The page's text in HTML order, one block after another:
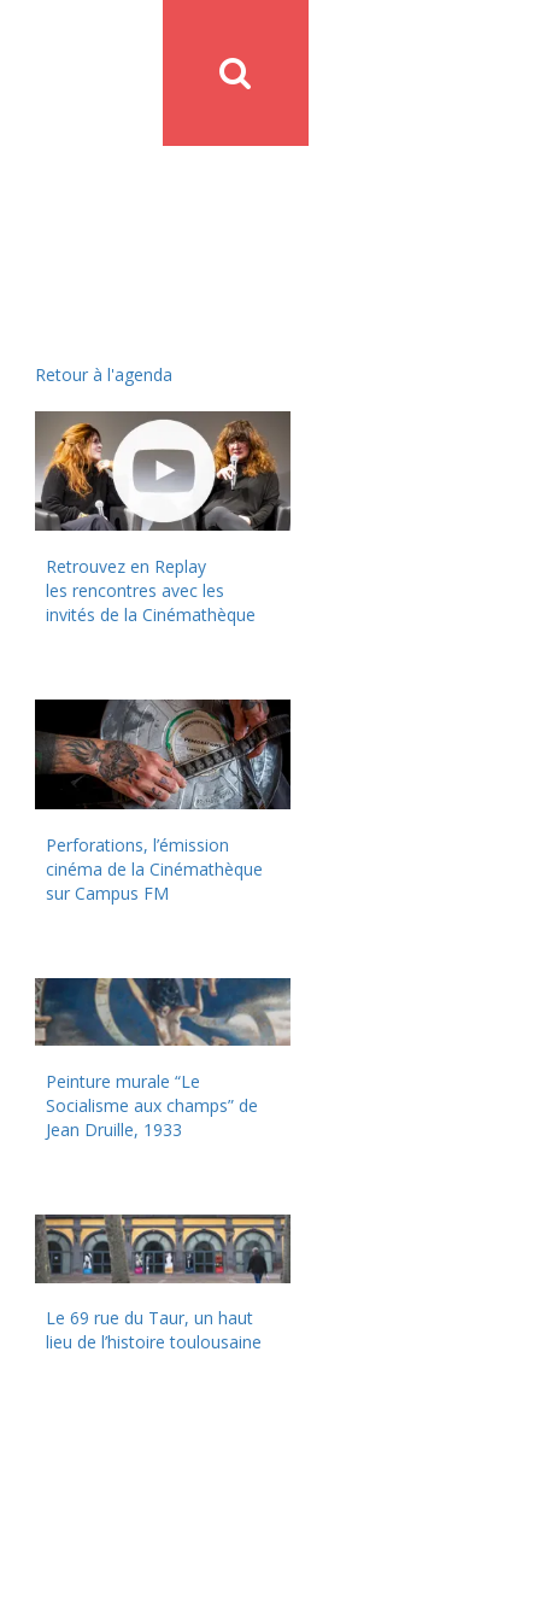
Retour à l'agenda
Retrouvez en Replay
les rencontres avec les
invités de la Cinémathèque
Perforations, l’émission
cinéma de la Cinémathèque
sur Campus FM
Peinture murale “Le
Socialisme aux champs” de
Jean Druille, 1933
Le 69 rue du Taur, un haut
lieu de l’histoire toulousaine